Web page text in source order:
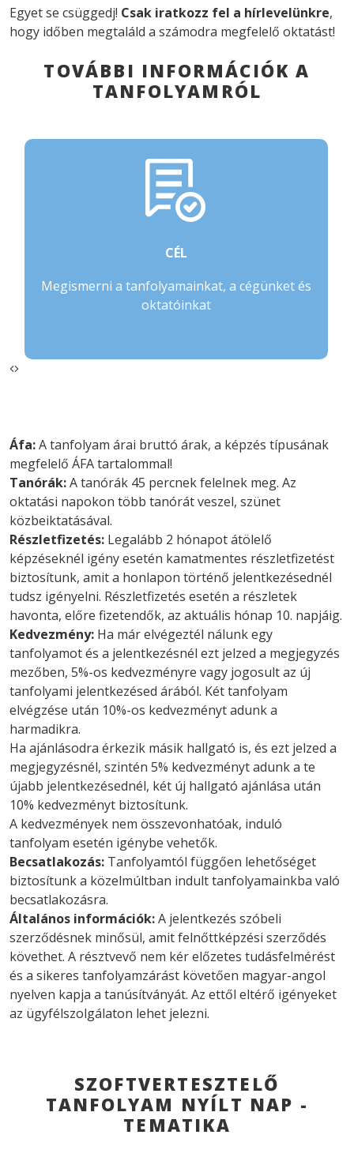
Egyet se csüggedj! Csak iratkozz fel a hírlevelünkre,
hogy időben megtaláld a számodra megfelelő oktatást!
TOVÁBBI INFORMÁCIÓK A
TANFOLYAMRÓL
CÉL
Megismerni a tanfolyamainkat, a cégünket és
oktatóinkat
Áfa:A tanfolyam árai bruttó árak, a képzés típusának
megfelelő ÁFA tartalommal!
Tanórák:A tanórák 45 percnek felelnek meg. Az
oktatási napokon több tanórát veszel, szünet
közbeiktatásával.
Részletfizetés: Legalább 2 hónapot átölelő
képzéseknél igény esetén kamatmentes részletfizetést
biztosítunk, amit a honlapon történő jelentkezésednél
tudsz igényelni. Részletfizetés esetén a részletek
havonta, előre fizetendők, az aktuális hónap 10. napjáig.
Kedvezmény: Ha már elvégeztél nálunk egy
tanfolyamot és a jelentkezésnél ezt jelzed a megjegyzés
mezőben, 5%-os kedvezményre vagy jogosult az új
tanfolyami jelentkezésed árából. Két tanfolyam
elvégzése után 10%-os kedvezményt adunk a
harmadikra.
Ha ajánlásodra érkezik másik hallgató is, és ezt jelzed a
megjegyzésnél, szintén 5% kedvezményt adunk a te
újabb jelentkezésednél, két új hallgató ajánlása után
10% kedvezményt biztosítunk.
A kedvezmények nem összevonhatóak, induló
tanfolyam esetén igénybe vehetők.
Becsatlakozás: Tanfolyamtól függően lehetőséget
biztosítunk a közelmúltban indult tanfolyamainkba való
becsatlakozásra.
Általános információk:A jelentkezés szóbeli
szerződésnek minősül, amit felnőttképzési szerződés
követhet. A résztvevő nem kér előzetes tudásfelmérést
és a sikeres tanfolyamzárást követően magyar-angol
nyelven kapja a tanúsítványát. Az ettől eltérő igényeket
az ügyfélszolgálaton lehet jelezni.
SZOFTVERTESZTELŐ
TANFOLYAM NYÍLT NAP -
TEMATIKA